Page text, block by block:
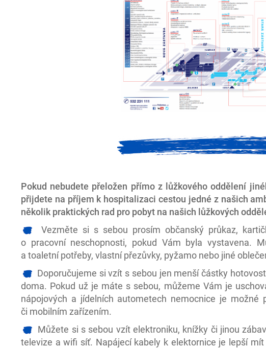
Pokud nebudete přeložen přímo z lůžkového oddělení
přijdete na příjem k hospitalizaci cestou jedné z našich
několik praktických rad pro pobyt na našich lůžkových
Vezměte si s sebou prosím občanský průkaz,
o pracovní neschopnosti, pokud Vám byla vystavena.
a toaletní potřeby, vlastní přezůvky, pyžamo nebo jiné
Doporučujeme si vzít s sebou jen menší částky
doma. Pokud už je máte s sebou, můžeme Vám je
nápojových a jídelních autometech nemocnice je možné
či mobilním zařízením.
Můžete si s sebou vzít elektroniku, knížky či jinou
televize a wifi síť. Napájecí kabely k elektornice je lepší